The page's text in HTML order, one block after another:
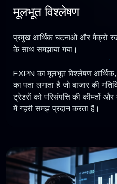
मूलभूत विश्लेषण
प्रमुख आर्थिक घटनाओं और मैक्रो
के साथ समझाया गया।
FXPN का मूलभूत विश्लेषण आर्थिक,
का पता लगाता है जो बाजार की
ट्रेडरों को परिसंपत्ति की कीमतों
में गहरी समझ प्रदान करता है।